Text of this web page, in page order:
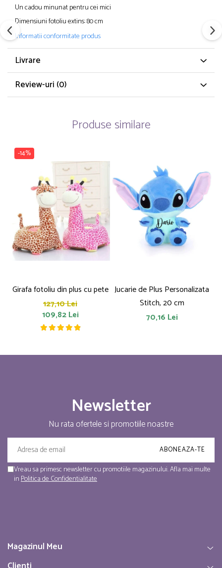
Un cadou minunat pentru cei mici
Dimensiuni fotoliu extins: 80 cm
Informatii conformitate produs
Livrare
Review-uri (0)
Produse similare
-14%
Girafa fotoliu din plus cu pete
127,10 Lei
109,82 Lei
Jucarie de Plus Personalizata
Stitch, 20 cm
70,16 Lei
Newsletter
Nu rata ofertele si promotiile noastre
Vreau sa primesc newsletter cu promotiile magazinului. Afla mai multe
inPolitica de Confidentialitate
Magazinul Meu